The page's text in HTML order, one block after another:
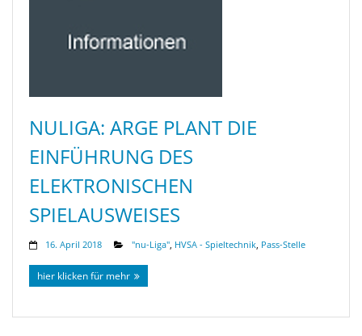
NULIGA: ARGE PLANT DIE
EINFÜHRUNG DES
ELEKTRONISCHEN
SPIELAUSWEISES
16. April 2018 "nu-Liga" HVSA - Spieltechnik Pass-Stelle
hier klicken für mehr